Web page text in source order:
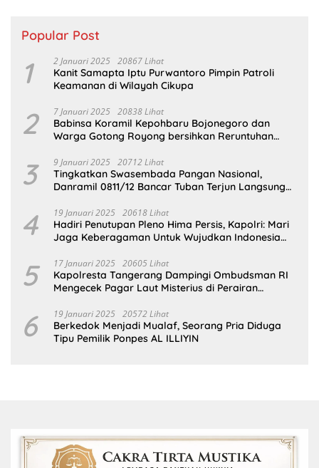
Popular Post
1 2 Januari 2025 20867 Lihat
Kanit Samapta Iptu Purwantoro Pimpin Patroli
Keamanan di Wilayah Cikupa
2 7 Januari 2025 20838 Lihat
Babinsa Koramil Kepohbaru Bojonegoro dan
Warga Gotong Royong bersihkan Reruntuhan
3 9 Januari 2025 20712 Lihat
Tingkatkan Swasembada Pangan Nasional,
Danramil 0811/12 Bancar Tuban Terjun Langsung
4 19 Januari 2025 20618 Lihat
Hadiri Penutupan Pleno Hima Persis, Kapolri: Mari
Jaga Keberagaman Untuk Wujudkan Indonesia
5 17 Januari 2025 20605 Lihat
Kapolresta Tangerang Dampingi Ombudsman RI
Mengecek Pagar Laut Misterius di Perairan
6 19 Januari 2025 20572 Lihat
Berkedok Menjadi Mualaf, Seorang Pria Diduga
Tipu Pemilik Ponpes AL ILLIYIN